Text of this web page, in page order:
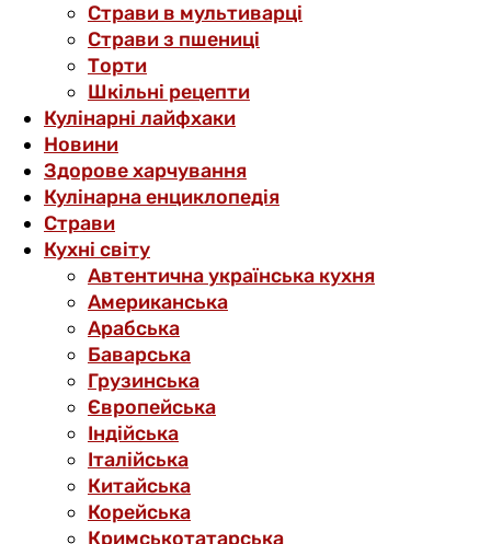
Страви в мультиварці
Страви з пшениці
Торти
Шкільні рецепти
Кулінарні лайфхаки
Новини
Здорове харчування
Кулінарна енциклопедія
Страви
Кухні світу
Автентична українська кухня
Американська
Арабська
Баварська
Грузинська
Європейська
Індійська
Італійська
Китайська
Корейська
Кримськотатарська